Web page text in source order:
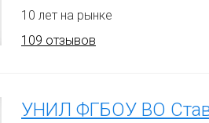
10 лет на рынке
109 отзывов
УНИЛ ФГБОУ ВО